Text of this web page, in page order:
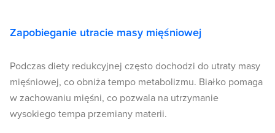
Zapobieganie utracie masy mięśniowej
Podczas diety redukcyjnej często dochodzi do utraty masy
mięśniowej, co obniża tempo metabolizmu. Białko pomaga
w zachowaniu mięśni, co pozwala na utrzymanie
wysokiego tempa przemiany materii.